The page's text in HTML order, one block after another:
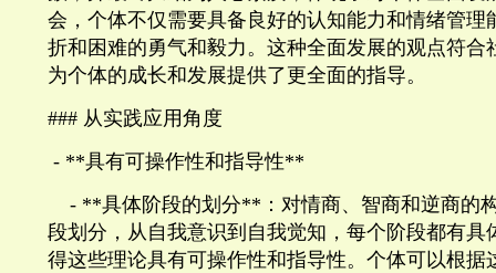
会，个体不仅需要具备良好的认知能力和情绪管理
折和困难的勇气和毅力。这种全面发展的观点符合
为个体的成长和发展提供了更全面的指导。
### 从实践应用角度
- **具有可操作性和指导性**
- **具体阶段的划分** ：对情商、智商和逆商的
段划分，从自我意识到自我觉知，每个阶段都有具
得这些理论具有可操作性和指导性。个体可以根据